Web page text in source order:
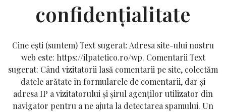
confidențialitate
Cine ești (suntem) Text sugerat: Adresa site-ului nostru
web este: https://ilpatetico.ro/wp. Comentarii Text
sugerat: Când vizitatorii lasă comentarii pe site, colectăm
datele arătate în formularele de comentarii, dar și
adresa IP a vizitatorului și șirul agenților utilizator din
navigator pentru a ne ajuta la detectarea spamului. Un